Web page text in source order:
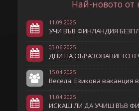
Най-новото от
11.09.2025
УЧИ ВЪВ ФИНЛАНДИЯ
03.06.2025
ДНИ НА ОБРАЗОВАНИЕТО В
15.04.2025
Весела: Езикова ваканция
11.04.2025
ИСКАШ ЛИ ДА УЧИШ ВЪВ